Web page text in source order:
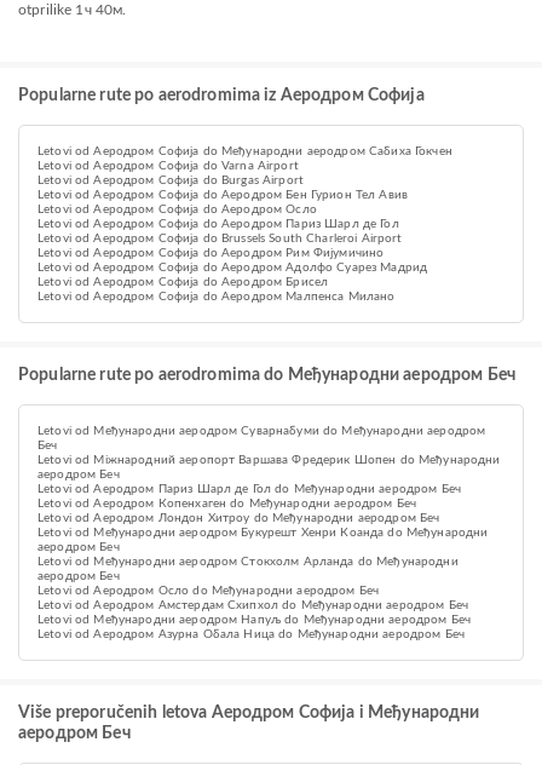
otprilike 1ч 40м.
Popularne rute po aerodromima iz Аеродром Софија
Letovi od Аеродром Софија do Међународни аеродром Сабиха Гокчен
Letovi od Аеродром Софија do Varna Airport
Letovi od Аеродром Софија do Burgas Airport
Letovi od Аеродром Софија do Аеродром Бен Гурион Тел Авив
Letovi od Аеродром Софија do Aеродром Осло
Letovi od Аеродром Софија do Aеродром Париз Шарл де Гол
Letovi od Аеродром Софија do Brussels South Charleroi Airport
Letovi od Аеродром Софија do Аеродром Рим Фијумичино
Letovi od Аеродром Софија do Аеродром Адолфо Суарез Мадрид
Letovi od Аеродром Софија do Аеродром Брисел
Letovi od Аеродром Софија do Аеродром Малпенса Милано
Popularne rute po aerodromima do Међународни аеродром Беч
Letovi od Међународни аеродром Суварнабуми do Међународни аеродром
Беч
Letovi od Міжнародний aеропорт Варшава Фредерик Шопен do Међународни
аеродром Беч
Letovi od Aеродром Париз Шарл де Гол do Међународни аеродром Беч
Letovi od Аеродром Копенхаген do Међународни аеродром Беч
Letovi od Аеродром Лондон Хитроу do Међународни аеродром Беч
Letovi od Међународни аеродром Букурешт Хенри Коанда do Међународни
аеродром Беч
Letovi od Међународни аеродром Стокхолм Арланда do Међународни
аеродром Беч
Letovi od Aеродром Осло do Међународни аеродром Беч
Letovi od Aеродром Амстердам Схипхол do Међународни аеродром Беч
Letovi od Међународни аеродром Напуљ do Међународни аеродром Беч
Letovi od Аеродром Азурна Обала Ница do Међународни аеродром Беч
Više preporučenih letova Аеродром Софија i Међународни
аеродром Беч